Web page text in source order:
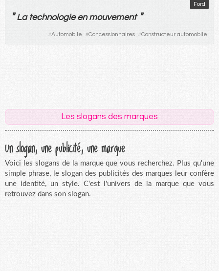
Ford
" La technologie en mouvement "
#Automobile #Concessionnaires #Constructeur automobile
Les slogans des marques
Un slogan, une publicité, une marque
Voici les slogans de la marque que vous recherchez. Plus qu'une
simple phrase, le slogan des publicités des marques leur confère
une identité, un style. C'est l'univers de la marque que vous
retrouvez dans son slogan.